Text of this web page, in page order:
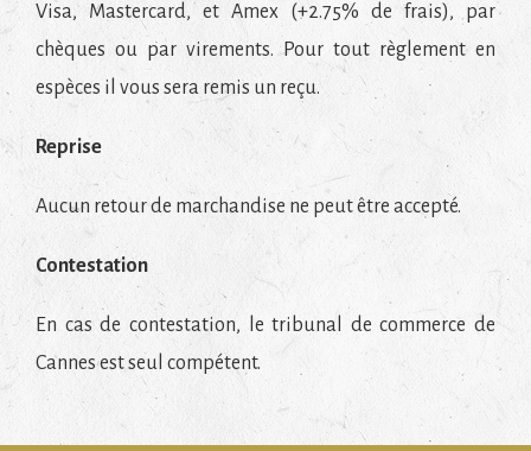
Visa, Mastercard, et Amex (+2.75% de frais), par
chèques ou par virements. Pour tout règlement en
espèces il vous sera remis un reçu.
Reprise
Aucun retour de marchandise ne peut être accepté.
Contestation
En cas de contestation, le tribunal de commerce de
Cannes est seul compétent.